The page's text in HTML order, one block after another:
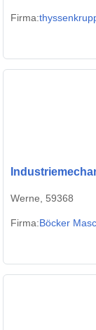
Firma:
Werne, 59368
Firma:Böcker